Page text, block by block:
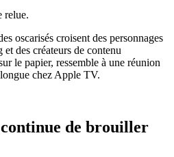
relue.
oscarisés croisent des personnages
des créateurs de contenu
le papier, ressemble à une réunion
chez Apple TV.
de brouiller